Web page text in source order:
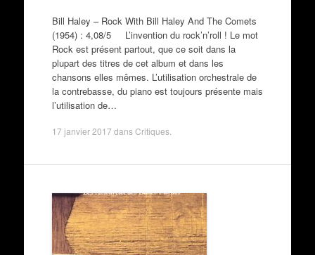
Bill Haley – Rock With Bill Haley And The Comets
(1954) : 4,08/5 L’invention du rock’n’roll ! Le mot
Rock est présent partout, que ce soit dans la
plupart des titres de cet album et dans les
chansons elles mêmes. L’utilisation orchestrale de
la contrebasse, du piano est toujours présente mais
l’utilisation de…
17 janvier 2017 dansCritiques.